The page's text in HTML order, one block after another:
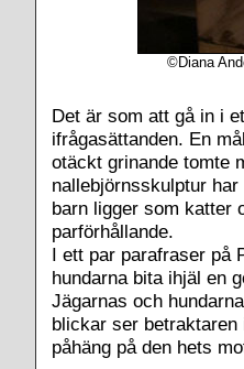
©Diana
Det är som att gå in i
ifrågasättanden. En
otäckt grinande tomte
nallebjörnsskulptur
barn ligger som katter
parförhållande.
I ett par parafraser på
hundarna bita ihjäl en
Jägarnas och
blickar ser
påhäng på den hets